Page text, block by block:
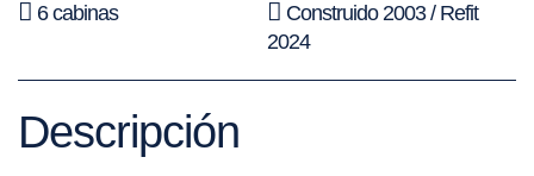
6 cabinas
Construido 2003 / Refit
2024
Descripción